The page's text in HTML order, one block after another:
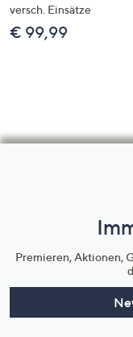
versch. Einsätze
€ 99,99
Premieren, Aktionen,